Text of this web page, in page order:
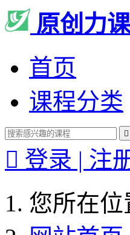
原创力
首页
课程分类

 登录 | 注
您所在位